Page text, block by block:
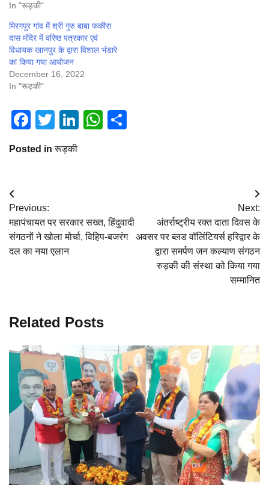
In "रूड़की"
मिरगपुर गांव में श्री गुरु बाबा फकीरा
दास मंदिर में वरिष्ठ पत्रकार एवं
विधायक खानपुर के द्वारा विशाल भंडारे
का किया गया आयोजन
December 16, 2022
In "रूड़की"
Facebook
Twitter
LinkedIn
WhatsApp
Posted inरूड़की
Post
navigation
Previous:
महापंचायत पर सरकार सख्त, हिंदुवादी
संगठनों ने खोला मोर्चा, विहिप-बजरंग
दल का नया एलान
Next:
अंतर्राष्ट्रीय रक्त दाता दिवस के
अवसर पर ब्लड वॉलिंटियर्स हरिद्वार के
द्वारा समर्पण जन कल्याण संगठन
रुड़की की संस्था को किया गया
सम्मानित
Related Posts